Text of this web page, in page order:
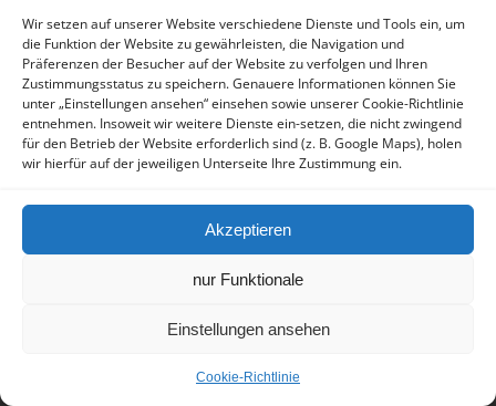
Wir setzen auf unserer Website verschiedene Dienste und Tools ein, um
die Funktion der Website zu gewährleisten, die Navigation und
Präferenzen der Besucher auf der Website zu verfolgen und Ihren
Zustimmungsstatus zu speichern. Genauere Informationen können Sie
unter „Einstellungen ansehen“ einsehen sowie unserer Cookie-Richtlinie
entnehmen. Insoweit wir weitere Dienste ein-setzen, die nicht zwingend
für den Betrieb der Website erforderlich sind (z. B. Google Maps), holen
wir hierfür auf der jeweiligen Unterseite Ihre Zustimmung ein.
Akzeptieren
nur Funktionale
Einstellungen ansehen
Cookie-Richtlinie
Impressum Datenschutzerklärung